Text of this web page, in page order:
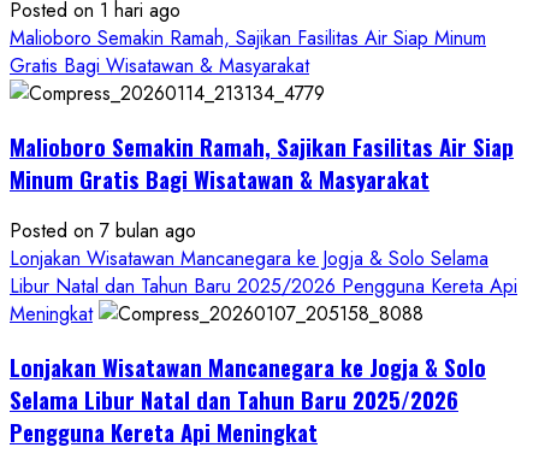
Warnai
Kirab
Budaya
Sadranan
Jobeh
yang
Resmi
Sandang
Status
Kalurahan
Budaya
Posted on 1 hari ago
Malioboro Semakin Ramah, Sajikan Fasilitas Air Siap Minum
Gratis Bagi Wisatawan & Masyarakat
Malioboro Semakin Ramah, Sajikan Fasilitas Air Siap
Minum Gratis Bagi Wisatawan & Masyarakat
Posted on 7 bulan ago
Lonjakan Wisatawan Mancanegara ke Jogja & Solo Selama
Libur Natal dan Tahun Baru 2025/2026 Pengguna Kereta Api
Meningkat
Lonjakan Wisatawan Mancanegara ke Jogja & Solo
Selama Libur Natal dan Tahun Baru 2025/2026
Pengguna Kereta Api Meningkat